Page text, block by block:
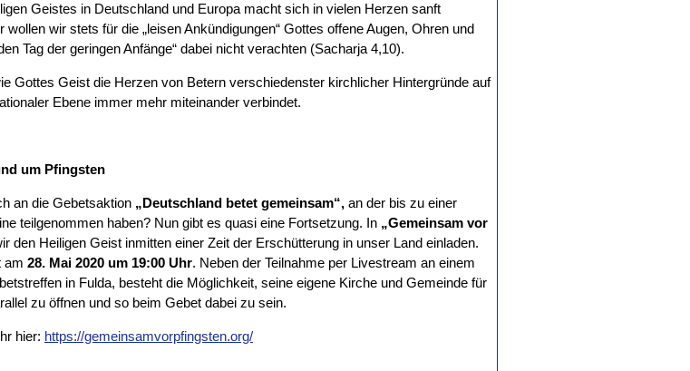
Geistes in Deutschland und Europa macht sich in vielen Herzen sanft
wollen wir stets für die „leisen Ankündigungen“ Gottes offene Augen, Ohren und
Tag der geringen Anfänge“ dabei nicht verachten (Sacharja 4,10).
Gottes Geist die Herzen von Betern verschiedenster kirchlicher Hintergründe auf
Ebene immer mehr miteinander verbindet.
um Pfingsten
an die Gebetsaktion „Deutschland betet gemeinsam“,an der bis zu einer
teilgenommen haben? Nun gibt es quasi eine Fortsetzung. In „Gemeinsam vor
den Heiligen Geist inmitten einer Zeit der Erschütterung in unser Land einladen.
am 28. Mai 2020 um 19:00 Uhr. Neben der Teilnahme per Livestream an einem
in Fulda, besteht die Möglichkeit, seine eigene Kirche und Gemeinde für
zu öffnen und so beim Gebet dabei zu sein.
hier: https://gemeinsamvorpfingsten.org/